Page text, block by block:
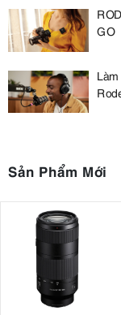
GO
Sản Phẩm Mới